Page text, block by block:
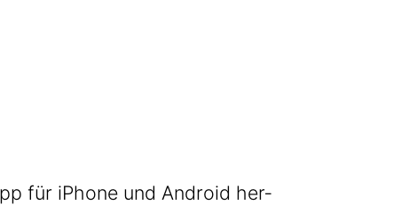
für iPho­ne und Android her­